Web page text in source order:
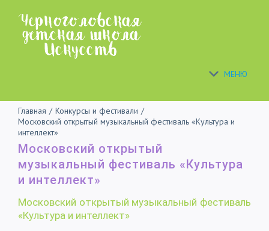
content
МЕНЮ
Главная / Конкурсы и фестивали /
Московский открытый музыкальный фестиваль «Культура и
интеллект»
Московский открытый
музыкальный фестиваль «Культура
и интеллект»
Московский открытый музыкальный фестиваль
«Культура и интеллект»